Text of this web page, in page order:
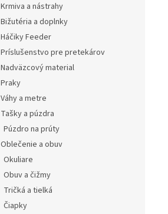
Krmiva a nástrahy
Bižutéria a doplnky
Háčiky Feeder
Príslušenstvo pre pretekárov
Nadväzcový material
Praky
Váhy a metre
Tašky a púzdra
Púzdro na prúty
Oblečenie a obuv
Okuliare
Obuv a čižmy
Tričká a tielká
Čiapky